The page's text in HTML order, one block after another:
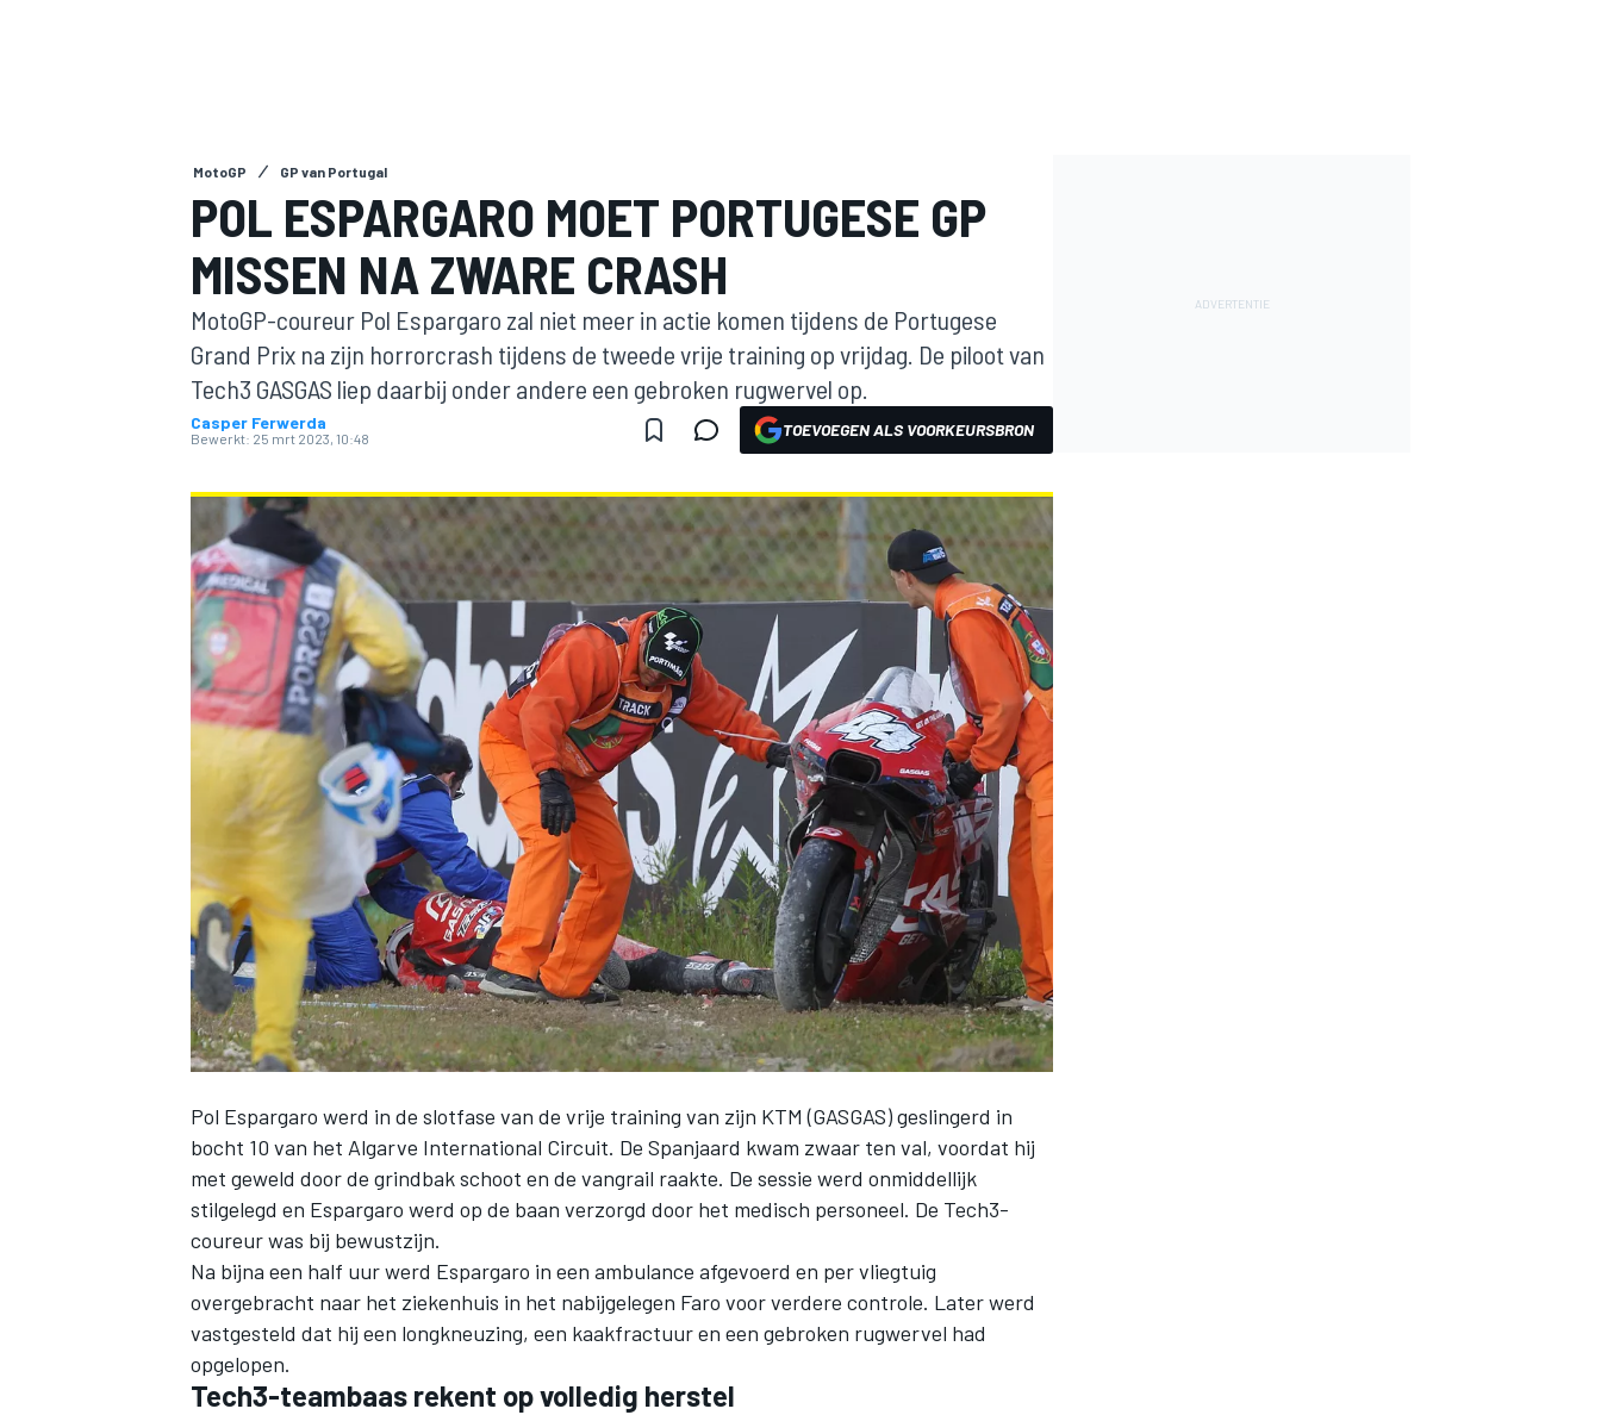
MOTOGP
INDYCAR
WEC DTM
MotoGP GP van Portugal
POL ESPARGARO MOET PORTUGESE GP
MISSEN NA ZWARE CRASH
MotoGP-coureur Pol Espargaro zal niet meer in actie komen tijdens de Portugese
Grand Prix na zijn horrorcrash tijdens de tweede vrije training op vrijdag. De piloot van
Tech3 GASGAS liep daarbij onder andere een gebroken rugwervel op.
Casper Ferwerda
Bewerkt: 25 mrt 2023, 10:48 TOEVOEGEN ALS VOORKEURSBRON
Pol Espargaro werd in de slotfase van de vrije training van zijn KTM (GASGAS) geslingerd in
bocht 10 van het Algarve International Circuit. De Spanjaard kwam zwaar ten val, voordat hij
met geweld door de grindbak schoot en de vangrail raakte. De sessie werd onmiddellijk
stilgelegd en Espargaro werd op de baan verzorgd door het medisch personeel. De Tech3-
coureur was bij bewustzijn.
Na bijna een half uur werd Espargaro in een ambulance afgevoerd en per vliegtuig
overgebracht naar het ziekenhuis in het nabijgelegen Faro voor verdere controle. Later werd
vastgesteld dat hij een longkneuzing, een kaakfractuur en een gebroken rugwervel had
opgelopen.
Tech3-teambaas rekent op volledig herstel